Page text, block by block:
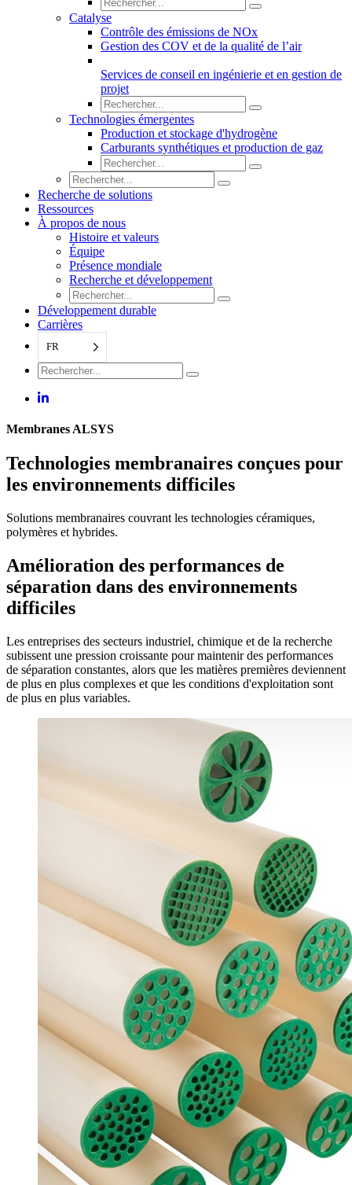
Catalyse
Contrôle des émissions de NOx
Gestion des COV et de la qualité de l’air
Services de conseil en ingénierie et en gestion de
projet
Technologies émergentes
Production et stockage d'hydrogène
Carburants synthétiques et production de gaz
Recherche de solutions
Ressources
À propos de nous
Histoire et valeurs
Équipe
Présence mondiale
Recherche et développement
Développement durable
Carrières
FR
Membranes ALSYS
Technologies membranaires conçues pour
les environnements difficiles
Solutions membranaires couvrant les technologies céramiques,
polymères et hybrides.
Amélioration des performances de
séparation dans des environnements
difficiles
Les entreprises des secteurs industriel, chimique et de la recherche
subissent une pression croissante pour maintenir des performances
de séparation constantes, alors que les matières premières deviennent
de plus en plus complexes et que les conditions d'exploitation sont
de plus en plus variables.